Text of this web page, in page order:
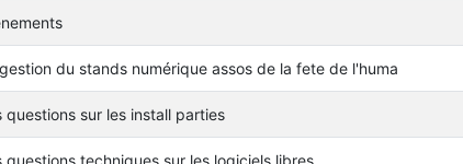
du stands numérique assos de la fete de l'huma
questions sur les install parties